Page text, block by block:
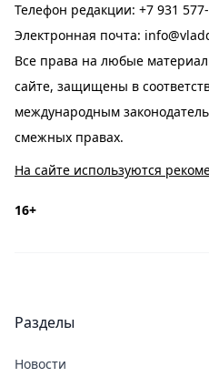
Телефон редакции: +7 931
Электронная почта:
Все права на любые
сайте, защищены в
международным
смежных правах.
На сайте используются
16+
Разделы
Новости